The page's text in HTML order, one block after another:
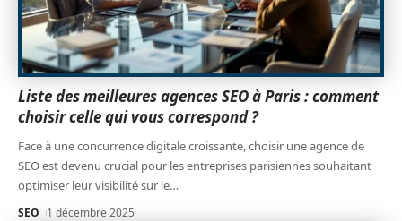
Liste des meilleures agences SEO à Paris : comment
choisir celle qui vous correspond ?
Face à une concurrence digitale croissante, choisir une agence de
SEO est devenu crucial pour les entreprises parisiennes souhaitant
optimiser leur visibilité sur le…
SEO 1 décembre 2025